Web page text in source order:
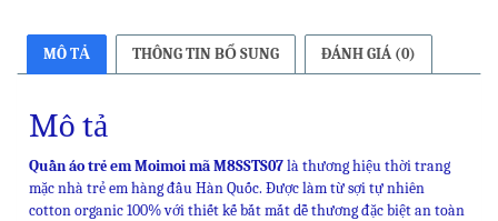
MÔ TẢ THÔNG TIN BỔ SUNG ĐÁNH GIÁ (0)
Mô tả
Quần áo trẻ em Moimoi mã M8SSTS07là thương hiệu thời trang
mặc nhà trẻ em hàng đầu Hàn Quốc. Được làm từ sợi tự nhiên
cotton organic 100% với thiết kế bắt mắt dễ thương đặc biệt an toàn